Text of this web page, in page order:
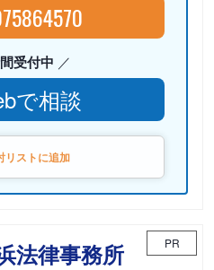
受付中
で相談
リストに追加
法律事務所 PR